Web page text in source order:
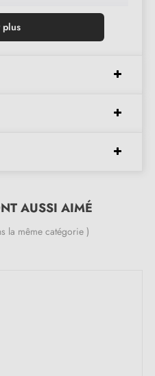
vous ou dans les
le matériau utilisé
et pleine
AUSSI AIMÉ
la même catégorie )